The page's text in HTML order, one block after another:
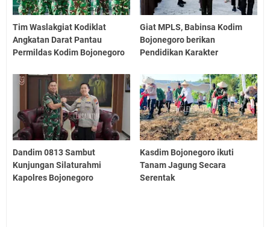
Tim Waslakgiat Kodiklat
Angkatan Darat Pantau
Permildas Kodim Bojonegoro
Giat MPLS, Babinsa Kodim
Bojonegoro berikan
Pendidikan Karakter
Dandim 0813 Sambut
Kunjungan Silaturahmi
Kapolres Bojonegoro
Kasdim Bojonegoro ikuti
Tanam Jagung Secara
Serentak